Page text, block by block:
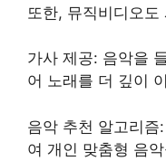
또한, 뮤직비디오
가사 제공: 음악을
어 노래를 더 깊이
음악 추천 알고리
여 개인 맞춤형 음